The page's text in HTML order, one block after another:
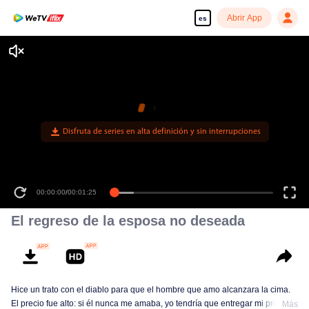
es Abrir App
Disfruta de series en alta definición y sin interrupciones
00:00:00/00:01:25
El regreso de la esposa no deseada
Hice un trato con el diablo para que el hombre que amo alcanzara la cima.
El precio fue alto: si él nunca me amaba, yo tendría que entregar mi propiaMás